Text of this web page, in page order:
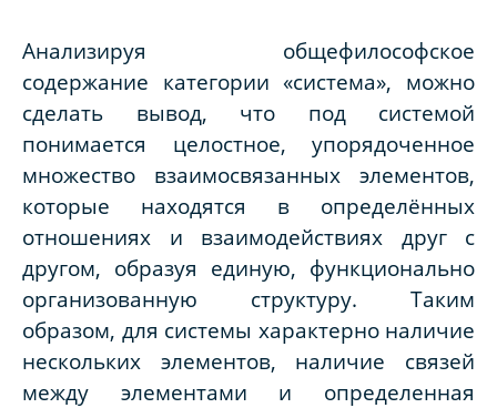
Анализируя общефилософское
содержание категории «система», можно
сделать вывод, что под системой
понимается целостное, упорядоченное
множество взаимосвязанных элементов,
которые находятся в определённых
отношениях и взаимодействиях друг с
другом, образуя единую, функционально
организованную структуру. Таким
образом, для системы характерно наличие
нескольких элементов, наличие связей
между элементами и определенная